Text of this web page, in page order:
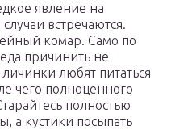
явление на
встречаются.
комар. Само по
причинить не
любят питаться
чего полноценного
полностью
а кустики посыпать